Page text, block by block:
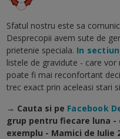
Sfatul nostru este sa
Desprecopii avem sute de
prietenie speciala. In
listele de gravidute - care
poate fi mai reconfortant
trec exact prin aceleasi stari
→ Cauta si pe Facebook
grup pentru fiecare luna -
exemplu - Mamici de Iulie